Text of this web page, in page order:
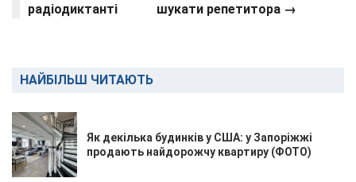
радіодиктанті
шукати репетитора →
НАЙБІЛЬШ ЧИТАЮТЬ
Як декілька будинків у США: у Запоріжжі
продають найдорожчу квартиру (ФОТО)